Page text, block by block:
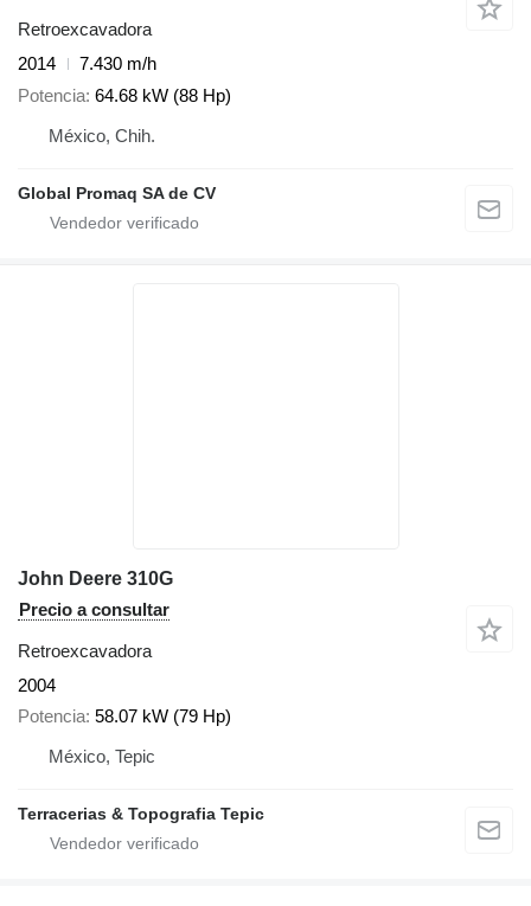
Retroexcavadora
2014
7.430 m/h
Potencia 64.68 kW (88 Hp)
México, Chih.
Global Promaq SA de CV
John Deere 310G
Precio a consultar
Retroexcavadora
2004
Potencia 58.07 kW (79 Hp)
México, Tepic
Terracerias & Topografia Tepic